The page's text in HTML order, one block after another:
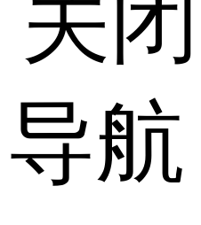
导航